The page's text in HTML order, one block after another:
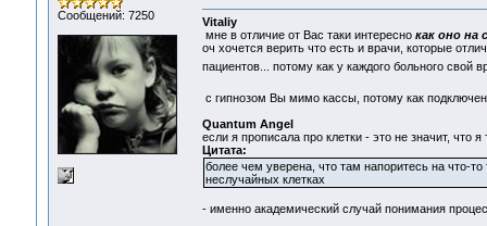
Сообщений: 7250
Vitaliy
мне в отличие от Вас таки интересно как оно на
оч хочется верить что есть и врачи, которые
пациентов... потому как у каждого больного свой
с гипнозом Вы мимо кассы, потому как
Quantum Angel
если я прописала про клетки - это не значит, что
Цитата:
более чем уверена, что там напоритесь на что-
неслучайных клетках
- именно академический случай понимания